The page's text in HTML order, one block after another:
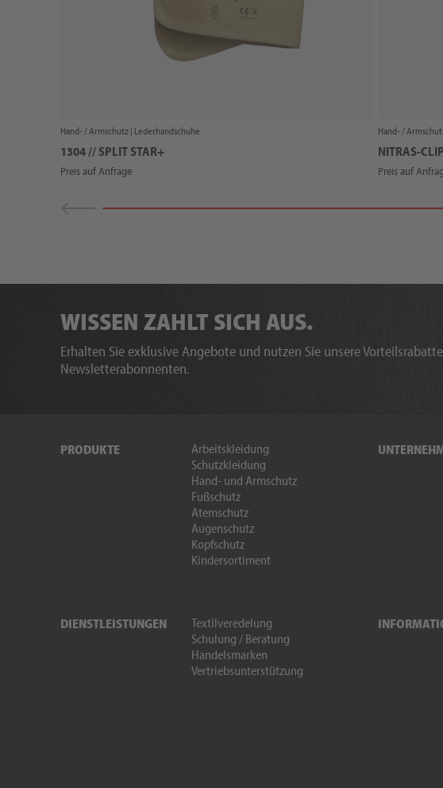
Hand- / Armschutz | Lederhandschuhe
1304 // SPLIT STAR+
Preis auf Anfrage
Hand- /
NITRAS-CLIP
Preis auf
WISSEN ZAHLT SICH AUS.
Erhalten Sie exklusive Angebote und nutzen Sie unsere
Newsletterabonnenten.
PRODUKTE
Arbeitskleidung
Schutzkleidung
Hand- und Armschutz
Fußschutz
Atemschutz
Augenschutz
Kopfschutz
Kindersortiment
DIENSTLEISTUNGEN
Textilveredelung
Schulung / Beratung
Handelsmarken
Vertriebsunterstützung